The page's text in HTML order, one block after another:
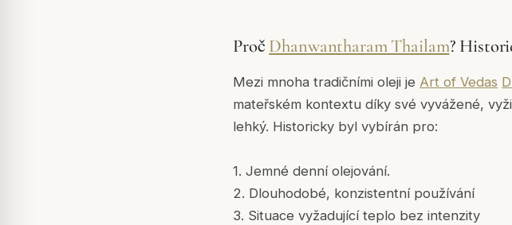
PročDhanwantharam Thailam?
Mezi mnoha tradičními oleji je Art of Vedas
mateřském kontextu díky své vyvážené,
lehký. Historicky byl vybírán pro:
1. Jemné denní olejování.
2. Dlouhodobé, konzistentní používání
3. Situace vyžadující teplo bez intenzity